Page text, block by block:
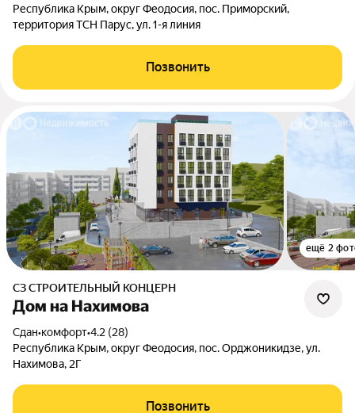
Республика Крым, округ Феодосия, пос. Приморский,
территория ТСН Парус, ул. 1-я линия
Позвонить
ещё 2
СЗ СТРОИТЕЛЬНЫЙ КОНЦЕРН
Дом на Нахимова
Сдан•комфорт•4.2 (28)
Республика Крым, округ Феодосия, пос. Орджоникидзе, ул.
Нахимова, 2Г
Позвонить